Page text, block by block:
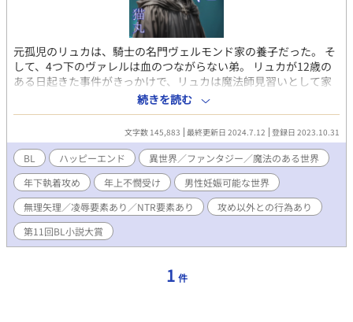
元孤児のリュカは、騎士の名門ヴェルモンド家の養子だった。 そ
して、4つ下のヴァレルは血のつながらない弟。 リュカが12歳の
ある日起きた事件がきっかけで、リュカは魔法師見習いとして家
から出される。 魔力を持つリュカを、禁忌魔法を使い身体も魔力
も使役するエロア。 逃げたくても逃げられない状況の中、リュカ
は必死に自分自身の人生を取り戻そうと足掻く。 そんな中10年ぶ
りに再会したヴァレルは、まっすぐにリュカへの思いをぶつけて
きて…。 年下執着攻め（騎士）×年上不憫受け（魔法師） ⚠地雷
のある方は以下のキーワードをご確認ください⚠ ≪キーワード
≫ R18・BL・ファンタジー・攻め以外との行為あり・ムリヤ
リ・凌辱・拘束・異物挿入・NTR要素あり・男性妊娠あり・ハッ
ピーエンド ※キーワードは随時追加していきます。性描写のある
話には※をつけます。ただしゆるい性描写の場合※を付け忘れて
いることがあるかもしれません。 ※魔法のある世界観ですが、独
とめを公開しますが、深く考えずにふわっとお楽しみいただける
続きを読む
文字数 145,883 最終更新日 2024.7.12 登録日 2023.10.31
BL ハッピーエンド
異世界／ファンタジー／魔法のある世界
年下執着攻め
年上不憫受け
男性妊娠可能な世界
無理矢理／凌辱要素あり／NTR要素あり
攻め以外との行為あり
第11回BL小説大賞
1 件